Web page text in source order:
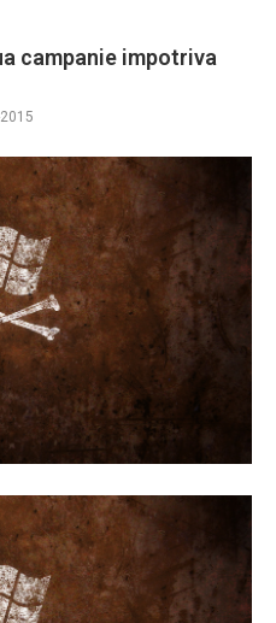
campanie impotriva